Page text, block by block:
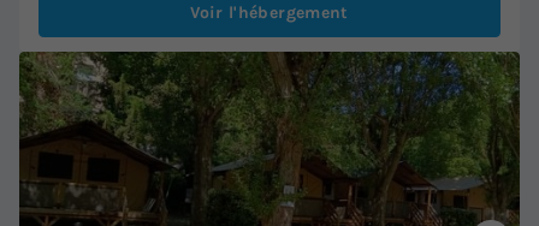
Voir l'hébergement